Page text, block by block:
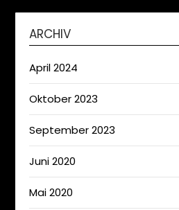
ARCHIV
April 2024
Oktober 2023
September 2023
Juni 2020
Mai 2020